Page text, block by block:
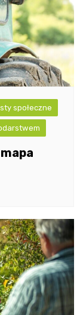
społeczne